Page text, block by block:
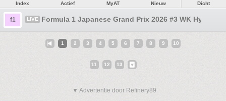
Index Actief MyAT Nieuw Dicht
f1 LIVE Formula 1 Japanese Grand Prix 2026 #3 WK
1 2 3 4 5 6 7 8 9 10
11 12 13
▼ Advertentie door Refinery89